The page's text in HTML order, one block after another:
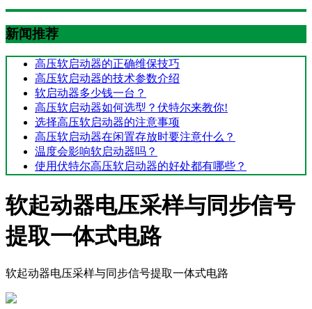
新闻推荐
高压软启动器的正确维保技巧
高压软启动器的技术参数介绍
软启动器多少钱一台？
高压软启动器如何选型？伏特尔来教你!
选择高压软启动器的注意事项
高压软启动器在闲置存放时要注意什么？
温度会影响软启动器吗？
使用伏特尔高压软启动器的好处都有哪些？
软起动器电压采样与同步信号
提取一体式电路
软起动器电压采样与同步信号提取一体式电路